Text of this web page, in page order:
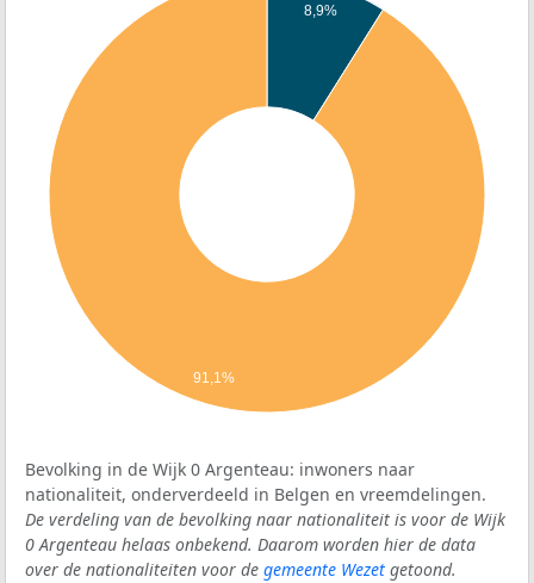
8,9%
91,1%
Bevolking in de Wijk 0 Argenteau: inwoners naar
nationaliteit, onderverdeeld in Belgen en vreemdelingen.
De verdeling van de bevolking naar nationaliteit is voor de Wijk
0 Argenteau helaas onbekend. Daarom worden hier de data
over de nationaliteiten voor de gemeente Wezet getoond.